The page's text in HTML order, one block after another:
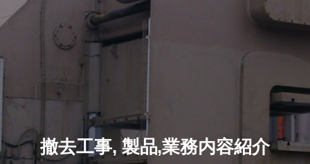
撤去工事, 製品,業務内容紹介